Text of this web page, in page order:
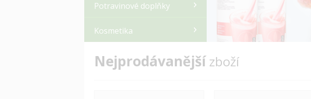
Potravinové doplňky
Kosmetika
Nejprodávanějšízboží